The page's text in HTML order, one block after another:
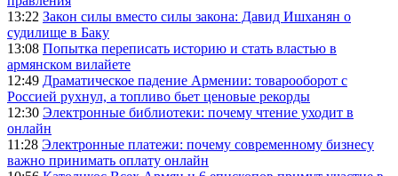
13:22 Закон силы вместо силы закона: Давид Ишханян о
судилище в Баку
13:08 Попытка переписать историю и стать властью в
армянском вилайете
12:49 Драматическое падение Армении: товарооборот с
Россией рухнул, а топливо бьет ценовые рекорды
12:30 Электронные библиотеки: почему чтение уходит в
онлайн
11:28 Электронные платежи: почему современному бизнесу
важно принимать оплату онлайн